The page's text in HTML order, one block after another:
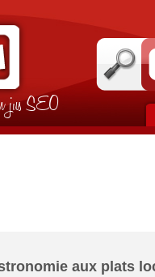
jus SEO
aux plats